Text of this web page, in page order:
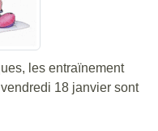
les entraïnement
18 janvier sont